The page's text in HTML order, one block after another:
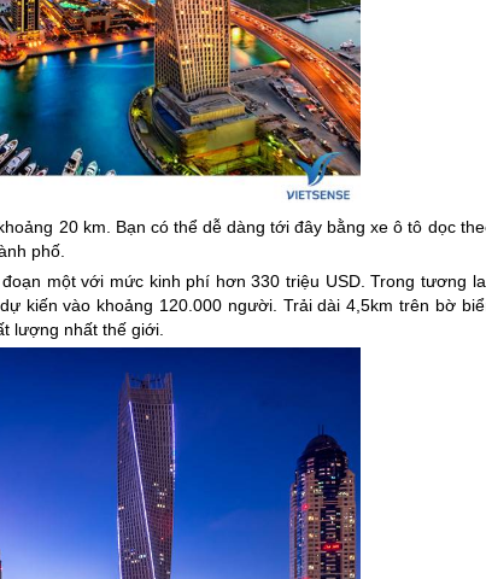
20 km. Bạn có thể dễ dàng tới đây bằng xe ô tô dọc
phố.
một với mức kinh phí hơn 330 triệu USD. Trong tương
kiến vào khoảng 120.000 người. Trải dài 4,5km trên bờ
lượng nhất thế giới.